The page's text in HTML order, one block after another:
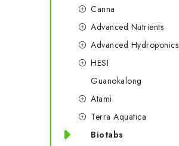
Canna
Advanced Nutrients
Advanced Hydroponics
HESI
Guanokalong
Atami
Terra Aquatica
Biotabs